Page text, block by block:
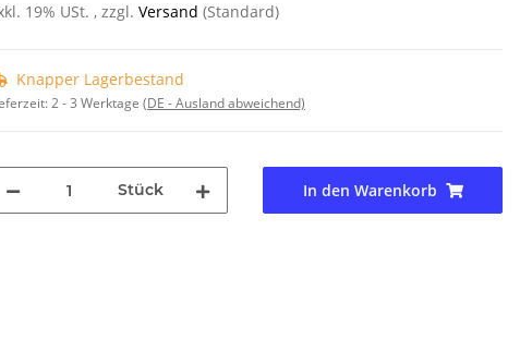
19% USt. , zzgl. Versand (Standard)
Knapper Lagerbestand
2 - 3 Werktage (DE - Ausland abweichend)
Stück In den Warenkorb